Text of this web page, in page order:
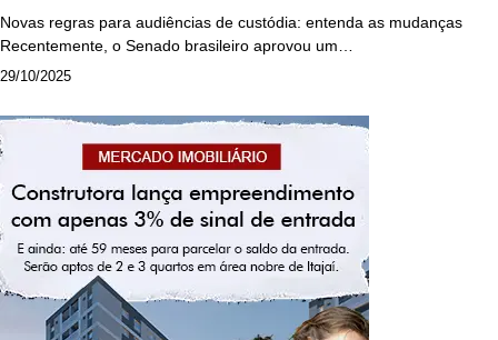
Novas regras para audiências de custódia: entenda as mudanças
Recentemente, o Senado brasileiro aprovou um…
29/10/2025